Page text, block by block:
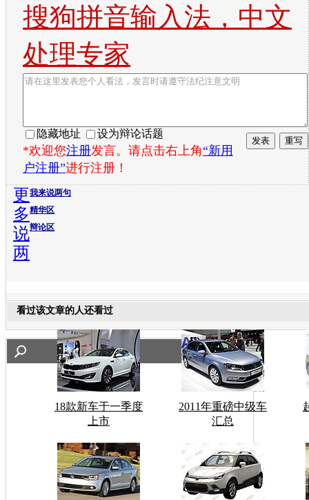
搜狗拼音输入法，中文
处理专家
隐藏地址 设为辩论话题
*欢迎您注册发言。请点击右上角“新用
户注册”进行注册！
我来说两句
精华区
辩论区
更
多
说
两
看过该文章的人还看过
18款新车于一季度
上市
2011年重磅中级车
汇总